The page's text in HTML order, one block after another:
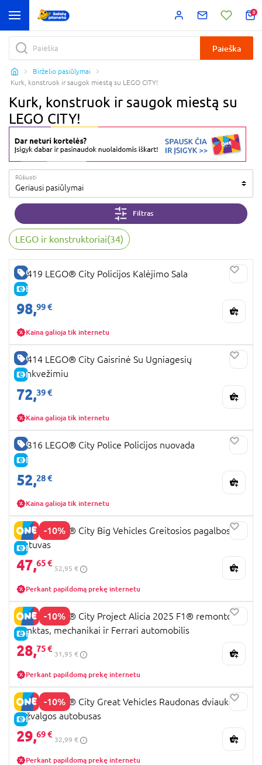
0
Paieška
Birželio pasiūlymai
Kurk, konstruok ir saugok miestą su LEGO CITY!
Kurk, konstruok ir saugok miestą su
LEGO CITY!
Rūšiuoti
Geriausi pasiūlymai
Filtras
LEGO ir konstruktoriai(34)
GERA KAINA
E-KAINA
60419 LEGO® City Policijos Kalėjimo Sala
98,99 €
Kaina galioja tik internetu
GERA KAINA
E-KAINA
60414 LEGO® City Gaisrinė Su Ugniagesių
Sunkvežimiu
72,39 €
Kaina galioja tik internetu
GERA KAINA
E-KAINA
60316 LEGO® City Police Policijos nuovada
52,28 €
Kaina galioja tik internetu
-10%
E-KAINA
60465 LEGO® City Big Vehicles Greitosios pagalbos
lėktuvas
47,65 €
52,95 €
Perkant papildomą prekę internetu
-10%
E-KAINA
60443 LEGO® City Project Alicia 2025 F1® remonto
punktas, mechanikai ir Ferrari automobilis
28,75 €
31,95 €
Perkant papildomą prekę internetu
-10%
E-KAINA
60407 LEGO® City Great Vehicles Raudonas dviaukštis
apžvalgos autobusas
29,69 €
32,99 €
Perkant papildomą prekę internetu